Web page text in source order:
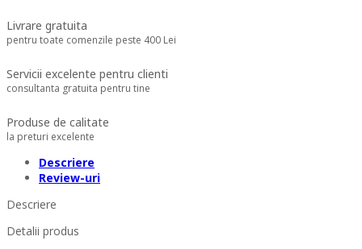
Livrare gratuita
pentru toate comenzile peste 400 Lei
Servicii excelente pentru clienti
consultanta gratuita pentru tine
Produse de calitate
la preturi excelente
Descriere
Review-uri
Descriere
Detalii produs